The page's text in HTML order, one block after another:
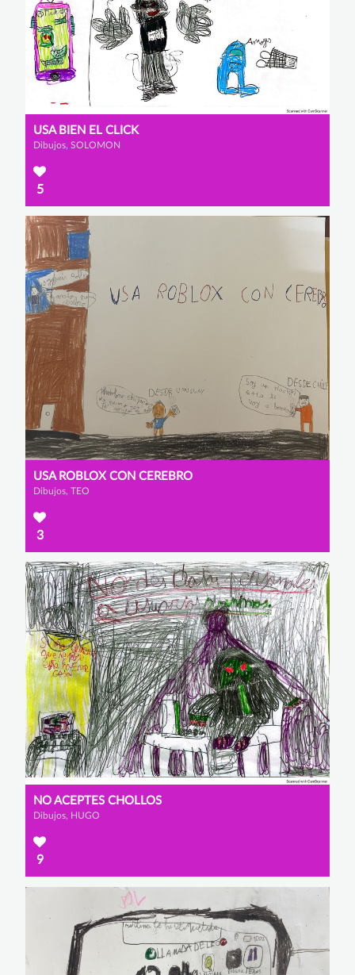
USA BIEN EL CLICK
Dibujos, SOLOMON
5
USA ROBLOX CON CEREBRO
Dibujos, TEO
3
NO ACEPTES CHOLLOS
Dibujos, HUGO
9